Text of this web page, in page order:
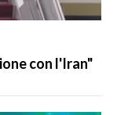
con l'Iran"